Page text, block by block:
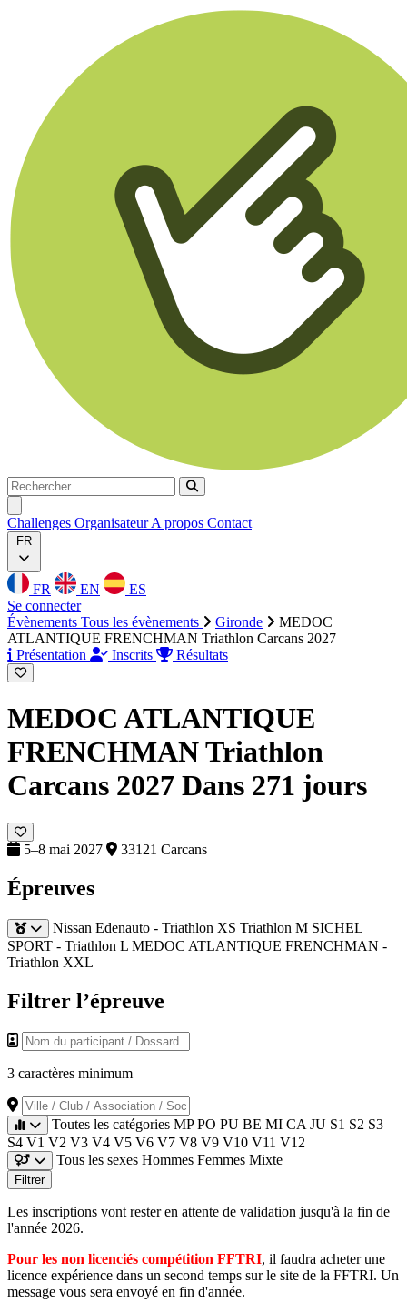
Rechercher
Rechercher
Challenges OrganisateurA propos Contact
FR
FR EN
ES
Se connecter
Évènements Tous les évènements Gironde
MEDOC
ATLANTIQUE FRENCHMAN Triathlon Carcans 2027
Présentation
Inscrits Résultats
MEDOC ATLANTIQUE
FRENCHMAN Triathlon
Carcans 2027 Dans 271 jours
5–8 mai 2027 33121 Carcans
Épreuves
Nissan Edenauto - Triathlon XS Triathlon M SICHEL
SPORT - Triathlon L MEDOC ATLANTIQUE FRENCHMAN -
Triathlon XXL
Filtrer l’épreuve
Nom du participant / Dossard
3 caractères minimum
Ville / Club / Association / Société
Toutes les catégories MP PO PU BE MI CA JU S1 S2 S3
S4 V1 V2 V3 V4 V5 V6 V7 V8 V9 V10 V11 V12
Tous les sexes Hommes Femmes Mixte
Filtrer
Les inscriptions vont rester en attente de validation jusqu'à la fin de
l'année 2026.
Pour les non licenciés compétition FFTRI, il faudra acheter une
licence expérience dans un second temps sur le site de la FFTRI. Un
message vous sera envoyé en fin d'année.